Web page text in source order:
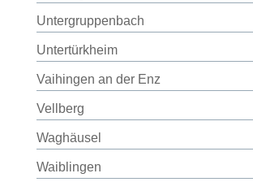
Untergruppenbach
Untertürkheim
Vaihingen an der Enz
Vellberg
Waghäusel
Waiblingen